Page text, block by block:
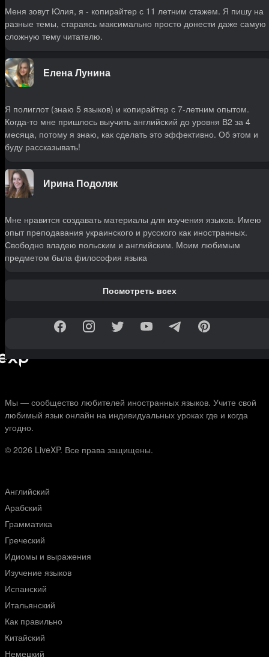
Меня зовут Юлия, я - копирайтер с 11 летним стажем. Я пишу на
разные темы, стараясь максимально просто донести даже самую
сложную тему читателю.
Елена Лунина
Я полиглот (знаю 5 языков) и копирайтер с 7-летним опытом.
Когда-то мне пришлось выучить английский до уровня В2 за 4
месяца, потому я знаю, как сделать это эффективно. Об этом и
буду рассказывать!
Ирина Подоляк
Мне нравится создавать материалы для изучения языков. Имею
опыт преподавания украинского и русского как иностранных.
Свободно владею польским и английским. Моим любимым
предметом была философия языка
Посмотреть всех
Мы — сообщество любителей иностранных языков. Учите свой
любимый язык онлайн на индивидуальных уроках где и когда
угодно.
© 2026 LiveXP. Все права защищены.
Английский
Арабский
Грамматика
Греческий
Идиомы и выражения
Изучение языков
Испанский
Итальянский
Как правильно
Китайский
Немецкий